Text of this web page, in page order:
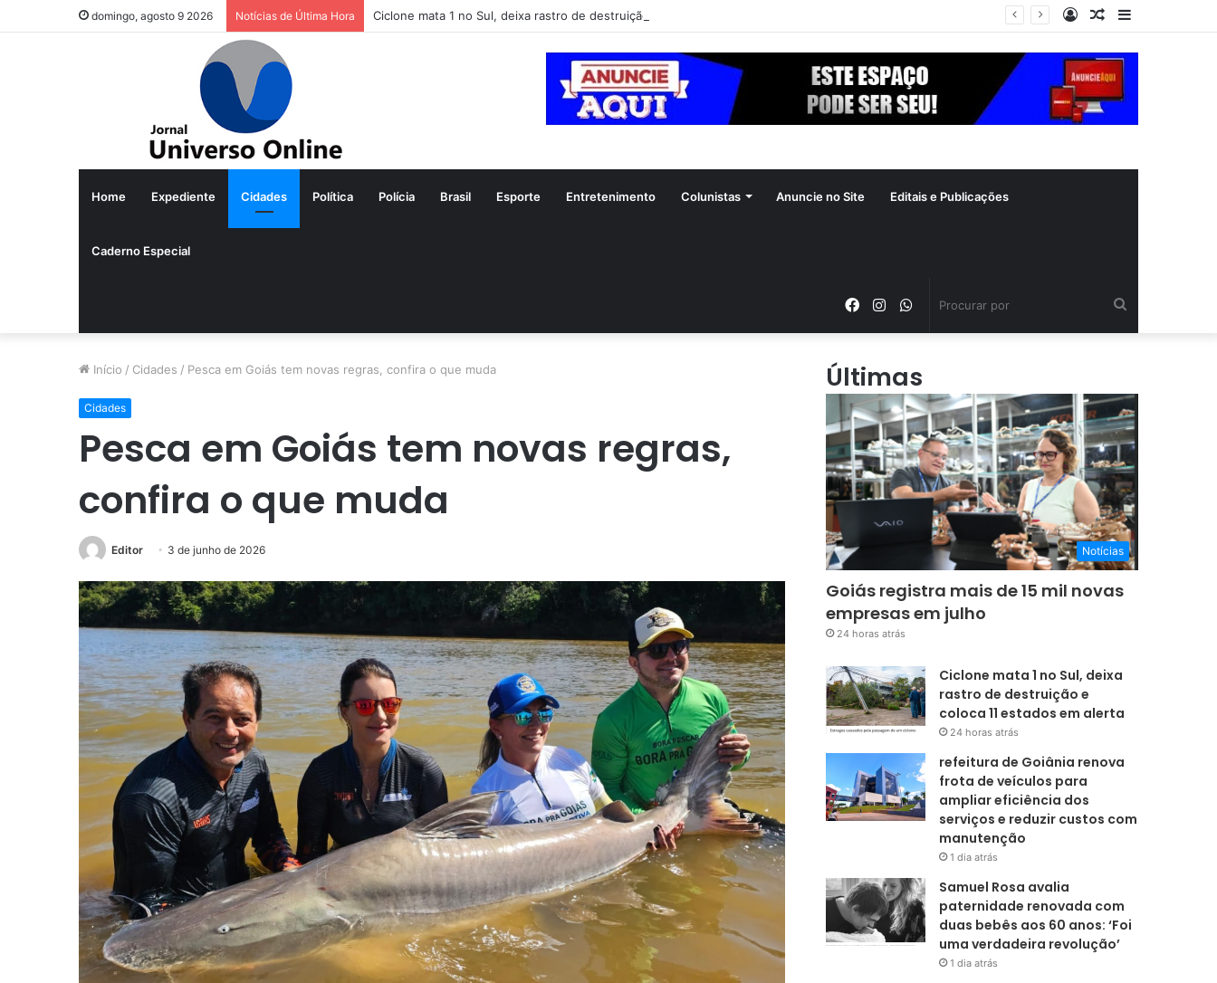
domingo, agosto 9 2026 Notícias de Última Hora Ciclone mata 1 no Sul, deixa rastro de destruição e coloca 11 estados em alerta
Barra
Artigo
Entrar
Home Expediente Cidades Política Polícia Brasil Esporte Entretenimento Colunistas Anuncie no Site Editais e Publicações
Caderno Especial
WhatsApp
Instagram
Facebook
Início / Cidades / Pesca em Goiás tem novas regras, confira o que muda
Cidades
Pesca em Goiás tem novas regras,
confira o que muda
Editor 3 de junho de 2026
Últimas
Notícias
Goiás registra mais de 15 mil novas
empresas em julho
24 horas atrás
Ciclone mata 1 no Sul, deixa
rastro de destruição e
coloca 11 estados em alerta
24 horas atrás
refeitura de Goiânia renova
frota de veículos para
ampliar eficiência dos
serviços e reduzir custos com
manutenção
1 dia atrás
Samuel Rosa avalia
paternidade renovada com
duas bebês aos 60 anos: ‘Foi
uma verdadeira revolução’
1 dia atrás